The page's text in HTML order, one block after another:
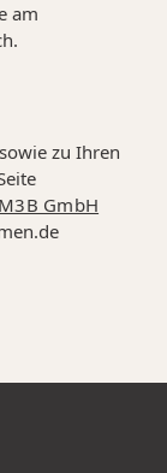
am
zu Ihren
GmbH